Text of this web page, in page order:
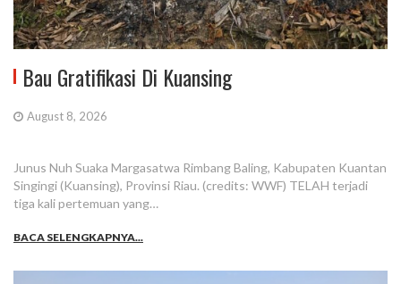
Bau Gratifikasi Di Kuansing
August 8, 2026
Junus Nuh Suaka Margasatwa Rimbang Baling, Kabupaten Kuantan
Singingi (Kuansing), Provinsi Riau. (credits: WWF) TELAH terjadi
tiga kali pertemuan yang…
BACA SELENGKAPNYA...